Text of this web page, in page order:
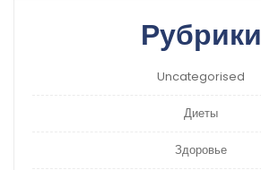
Рубрики
Uncategorised
Диеты
Здоровье